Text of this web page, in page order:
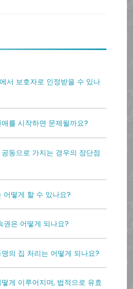
서 보호자로 인정받을 수 있나
를 시작하면 문제될까요?
동으로 가지는 경우의 장단점
어떻게 할 수 있나요?
권은 어떻게 되나요?
의 집 처리는 어떻게 되나요?
게 이루어지며, 법적으로 유효